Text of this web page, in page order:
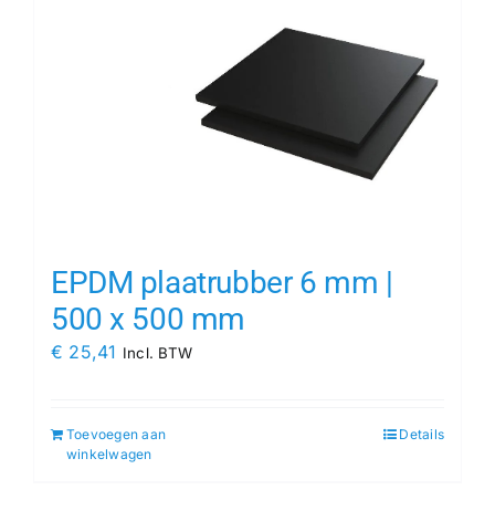
EPDM plaatrubber 6 mm |
500 x 500 mm
€ 25,41 Incl. BTW
Toevoegen aan
winkelwagen
Details